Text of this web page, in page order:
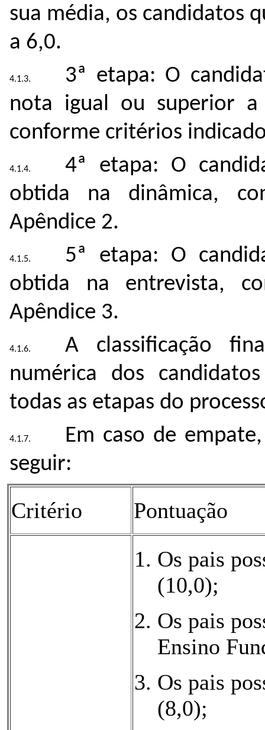
sua média, os candidatos
a 6,0.
3ª etapa: O
nota igual ou superior
conforme critérios
4ª etapa: O
obtida na dinâmica,
Apêndice 2.
5ª etapa: O
obtida na entrevista,
Apêndice 3.
A classificação
numérica dos
todas as etapas do
Em caso de
seguir:
Critério Pontuação
Os pais
(10,0);
Os pais
Ensino
Os pais
(8,0);